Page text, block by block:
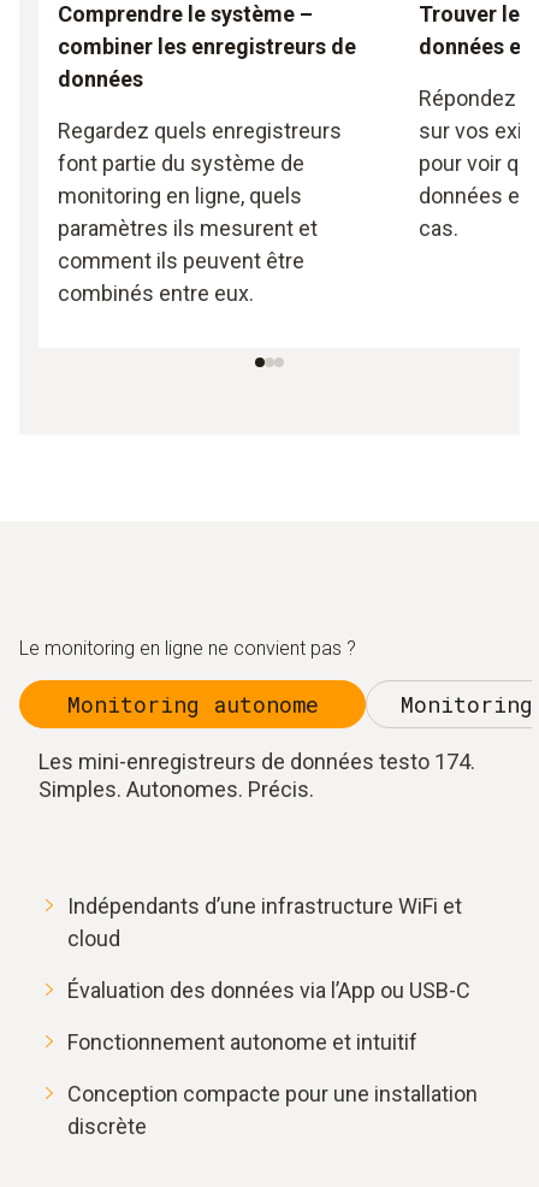
Comprendre le système –
combiner les enregistreurs de
données
Regardez quels enregistreurs
font partie du système de
monitoring en ligne, quels
paramètres ils mesurent et
comment ils peuvent être
combinés entre eux.
Trouver le
données
Répondez
sur vos
pour voir
données
cas.
Le monitoring en ligne ne convient pas ?
Monitoring autonome
Les mini-enregistreurs de données testo 174.
Simples. Autonomes. Précis.
Indépendants d’une infrastructure WiFi et
cloud
Évaluation des données via l’App ou USB-C
Fonctionnement autonome et intuitif
Conception compacte pour une installation
discrète